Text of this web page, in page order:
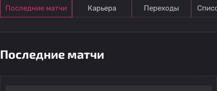
Последние матчи Карьера Переходы
Последние матчи